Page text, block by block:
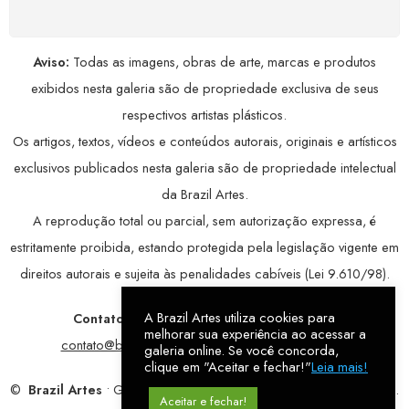
Aviso: Todas as imagens, obras de arte, marcas e produtos
exibidos nesta galeria são de propriedade exclusiva de seus
respectivos artistas plásticos.
Os artigos, textos, vídeos e conteúdos autorais, originais e artísticos
exclusivos publicados nesta galeria são de propriedade intelectual
da Brazil Artes.
A reprodução total ou parcial, sem autorização expressa, é
estritamente proibida, estando protegida pela legislação vigente em
direitos autorais e sujeita às penalidades cabíveis (Lei 9.610/98).
Contatos: WhatsApp:79 9998-1221/ E-mail:
contato@brazilartes.com/ Instagram:@brazilartes
© Brazil Artes • Galeria Online.9 anosde história (2017 – 2026).
A Brazil Artes utiliza cookies para
melhorar sua experiência ao acessar a
galeria online. Se você concorda,
clique em "Aceitar e fechar!"Leia mais!
Aceitar e fechar!